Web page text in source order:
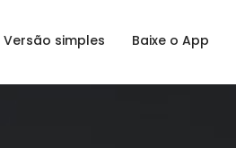
Versão simples Baixe o App